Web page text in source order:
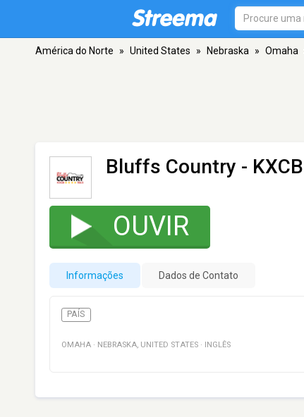
América do Norte » United States » Nebraska » Omaha
Bluffs Country - KXCB
OUVIR
Informações Dados de Contato
PAÍS
OMAHA · NEBRASKA, UNITED STATES · INGLÊS